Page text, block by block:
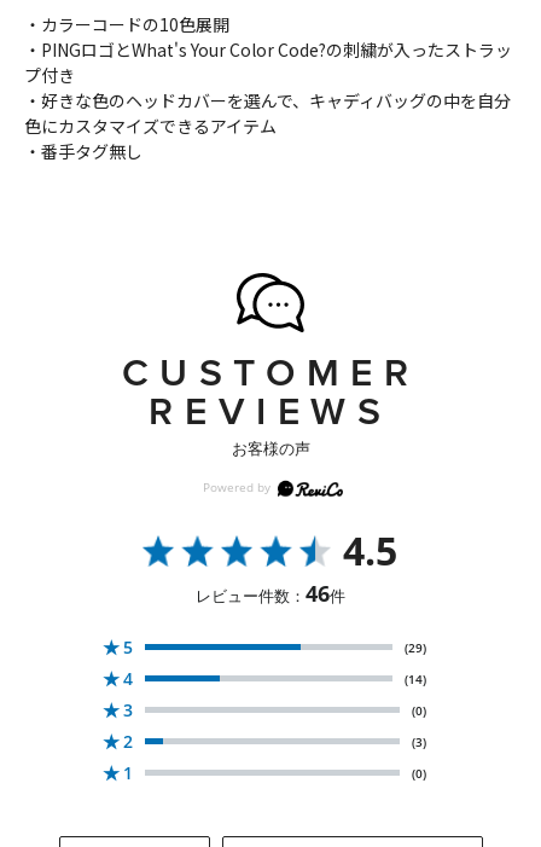
・カラーコードの10色展開
・PINGロゴとWhat's Your Color Code?の刺繍が入ったストラッ
プ付き
・好きな色のヘッドカバーを選んで、キャディバッグの中を自分
色にカスタマイズできるアイテム
・番手タグ無し
CUSTOMER
REVIEWS
お客様の声
4.5
レビュー件数： 46件
★5 (29)
★4 (14)
★3 (0)
★2 (3)
★ 1 (0)